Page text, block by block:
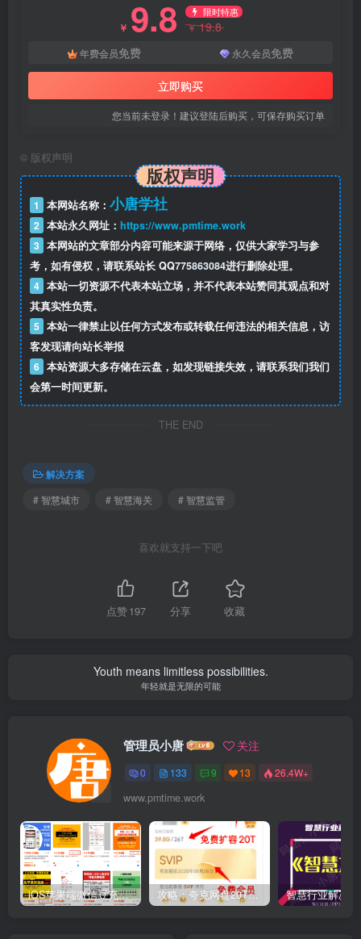
￥ 9.8 限时特惠
￥19.8
年费会员免费 永久会员免费
立即购买
您当前未登录！建议登陆后购买，可保存购买订单
© 版权声明
版权声明
1 本网站名称： 小唐学社
2 本站永久网址： https://www.pmtime.work
3 本网站的文章部分内容可能来源于网络，仅供大家学习与参
考，如有侵权，请联系站长 QQ775863084进行删除处理。
4 本站一切资源不代表本站立场，并不代表本站赞同其观点和对
其真实性负责。
5 本站一律禁止以任何方式发布或转载任何违法的相关信息，访
客发现请向站长举报
6 本站资源大多存储在云盘，如发现链接失效，请联系我们我们
会第一时间更新。
THE END
解决方案
# 智慧城市
# 智慧海关 # 智慧监管
喜欢就支持一下吧
点赞197 分享 收藏
Youth means limitless possibilities.
年轻就是无限的可能
管理员小唐 关注
0 133 9 13 26.4W+
www.pmtime.work
iOS苹果端微信豆充值1:10的方法 攻略：夸克网盘20T空间免费扩容 免费会员申请 附最新申请步骤和技巧